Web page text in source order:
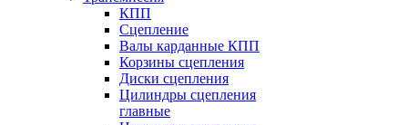
КПП
Сцепление
Валы карданные КПП
Корзины сцепления
Диски сцепления
Цилиндры сцепления
главные